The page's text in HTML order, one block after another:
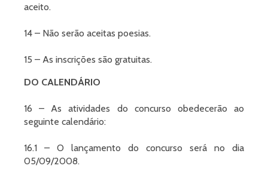
aceito.
14 – Não serão aceitas poesias.
15 – As inscrições são gratuitas.
DO CALENDÁRIO
16 – As atividades do concurso obedecerão ao
seguinte calendário:
16.1 – O lançamento do concurso será no dia
05/09/2008.